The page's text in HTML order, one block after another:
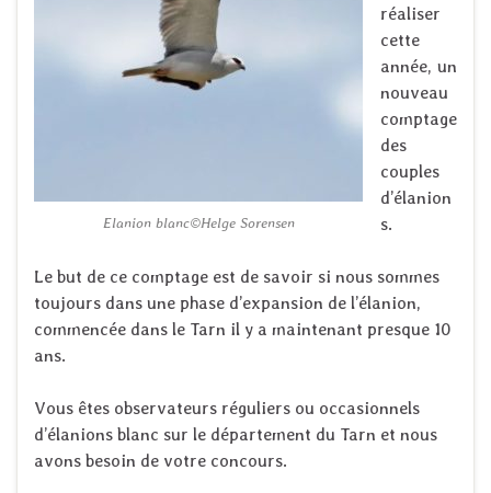
Elanion blanc©Helge Sorensen
réaliser
cette
année, un
nouveau
comptage
des
couples
d’élanion
s.
Le but de ce comptage est de savoir si nous sommes
toujours dans une phase d’expansion de l’élanion,
commencée dans le Tarn il y a maintenant presque 10
ans.
Vous êtes observateurs réguliers ou occasionnels
d’élanions blanc sur le département du Tarn et nous
avons besoin de votre concours.